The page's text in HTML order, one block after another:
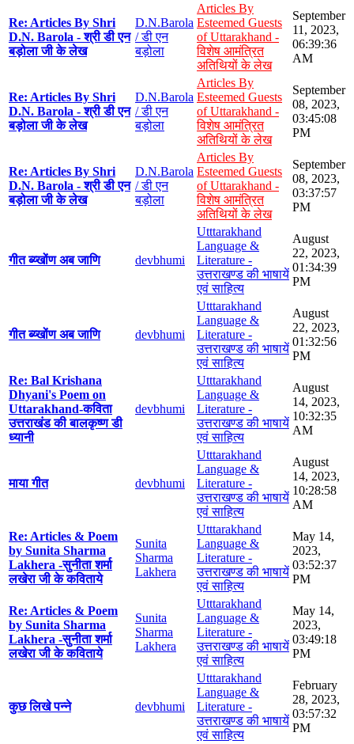
Re: Articles By Shri
D.N. Barola - श्री डी एन
बड़ोला जी के लेख
D.N.Barola
/ डी एन
बड़ोला
Articles By
Esteemed Guests
of Uttarakhand -
विशेष आमंत्रित
अतिथियों के लेख
September
11, 2023,
06:39:36
AM
Re: Articles By Shri
D.N. Barola - श्री डी एन
बड़ोला जी के लेख
D.N.Barola
/ डी एन
बड़ोला
Articles By
Esteemed Guests
of Uttarakhand -
विशेष आमंत्रित
अतिथियों के लेख
September
08, 2023,
03:45:08
PM
Re: Articles By Shri
D.N. Barola - श्री डी एन
बड़ोला जी के लेख
D.N.Barola
/ डी एन
बड़ोला
Articles By
Esteemed Guests
of Uttarakhand -
विशेष आमंत्रित
अतिथियों के लेख
September
08, 2023,
03:37:57
PM
गीत ब्य्खोंण अब जाणि devbhumi
Utttarakhand
Language &
Literature -
उत्तराखण्ड की भाषायें
एवं साहित्य
August
22, 2023,
01:34:39
PM
गीत ब्य्खोंण अब जाणि devbhumi
Utttarakhand
Language &
Literature -
उत्तराखण्ड की भाषायें
एवं साहित्य
August
22, 2023,
01:32:56
PM
Re: Bal Krishana
Dhyani's Poem on
Uttarakhand-कविता
उत्तराखंड की बालकृष्ण डी
ध्यानी
devbhumi
Utttarakhand
Language &
Literature -
उत्तराखण्ड की भाषायें
एवं साहित्य
August
14, 2023,
10:32:35
AM
माया गीत devbhumi
Utttarakhand
Language &
Literature -
उत्तराखण्ड की भाषायें
एवं साहित्य
August
14, 2023,
10:28:58
AM
Re: Articles & Poem
by Sunita Sharma
Lakhera -सुनीता शर्मा
लखेरा जी के कविताये
Sunita
Sharma
Lakhera
Utttarakhand
Language &
Literature -
उत्तराखण्ड की भाषायें
एवं साहित्य
May 14,
2023,
03:52:37
PM
Re: Articles & Poem
by Sunita Sharma
Lakhera -सुनीता शर्मा
लखेरा जी के कविताये
Sunita
Sharma
Lakhera
Utttarakhand
Language &
Literature -
उत्तराखण्ड की भाषायें
एवं साहित्य
May 14,
2023,
03:49:18
PM
कुछ लिखे पन्ने devbhumi
Utttarakhand
Language &
Literature -
उत्तराखण्ड की भाषायें
एवं साहित्य
February
28, 2023,
03:57:32
PM